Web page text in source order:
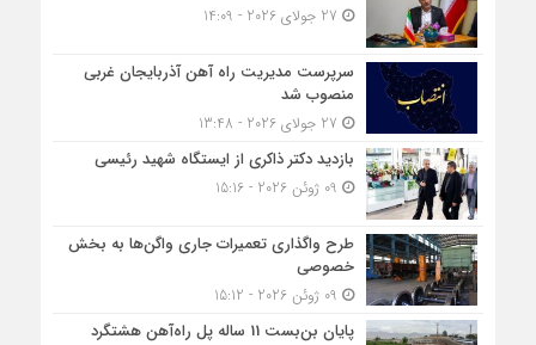
سرپرست مدیریت راه آهن آذربایجان غربی
منصوب شد
بازدید دکتر ذاکری از ایستگاه شهید رئیسی
طرح واگذاری تعمیرات جاری واگن‌ها به بخش
خصوصی
پایان بن‌بست 11 ساله پل راه‌آهن هشتگرد